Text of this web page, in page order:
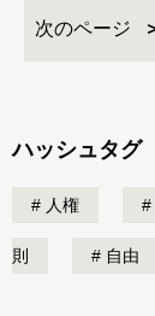
次のページ
ハッシュタグ
人権
則 自由